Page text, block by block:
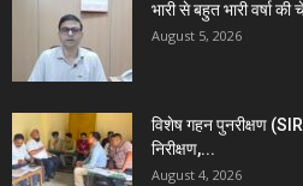
भारी से बहुत भारी वर्षा
August 5, 2026
विशेष गहन पुनरीक्षण
निरीक्षण,...
August 4, 2026